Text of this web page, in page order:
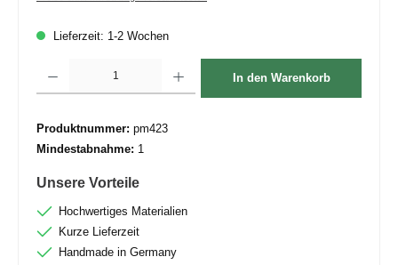
Lieferzeit: 1-2 Wochen
In den Warenkorb
Produktnummer: pm423
Mindestabnahme: 1
Unsere Vorteile
Hochwertiges Materialien
Kurze Lieferzeit
Handmade in Germany